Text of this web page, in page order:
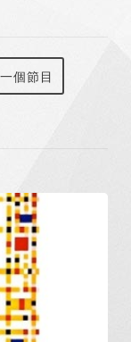
個節目